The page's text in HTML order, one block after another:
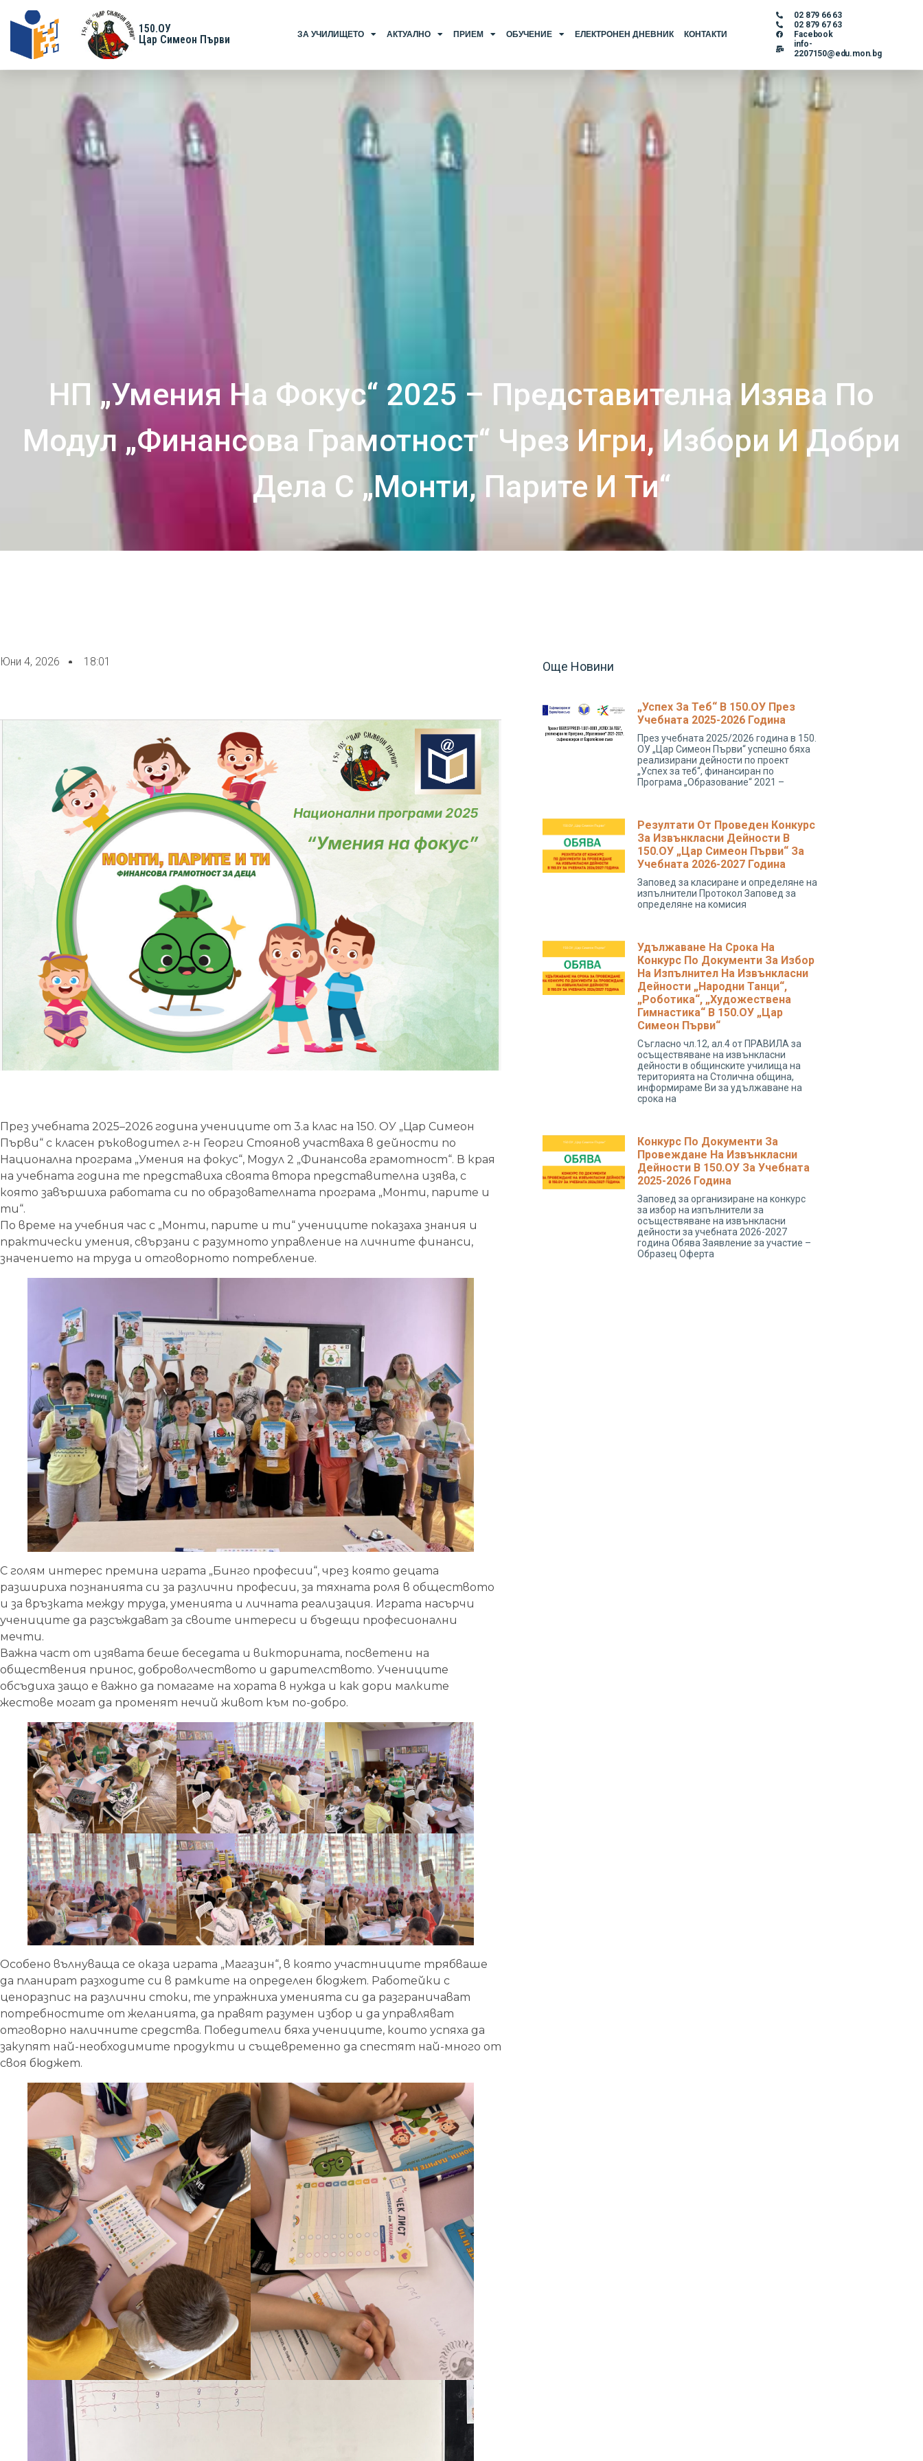
150.ОУ
Цар Симеон Първи
ЗА УЧИЛИЩЕТО АКТУАЛНО ПРИЕМ ОБУЧЕНИЕ ЕЛЕКТРОНЕН ДНЕВНИК КОНТАКТИ
02 879 66 63
02 879 67 63
Facebook
info-
2207150@edu.mon.bg
НП „Умения На Фокус“ 2025 – Представителна Изява По
Модул „Финансова Грамотност“ Чрез Игри, Избори И Добри
Дела С „Монти, Парите И Ти“
Юни 4, 2026 18:01
През учебната 2025–2026 година учениците от 3.а клас на 150. ОУ „Цар Симеон
Първи“ с класен ръководител г-н Георги Стоянов участваха в дейности по
Национална програма „Умения на фокус“, Модул 2 „Финансова грамотност“. В края
на учебната година те представиха своята втора представителна изява, с
която завършиха работата си по образователната програма „Монти, парите и
ти“.
По време на учебния час с „Монти, парите и ти“ учениците показаха знания и
практически умения, свързани с разумното управление на личните финанси,
значението на труда и отговорното потребление.
С голям интерес премина играта „Бинго професии“, чрез която децата
разшириха познанията си за различни професии, за тяхната роля в обществото
и за връзката между труда, уменията и личната реализация. Играта насърчи
учениците да разсъждават за своите интереси и бъдещи професионални
мечти.
Важна част от изявата беше беседата и викторината, посветени на
обществения принос, доброволчеството и дарителството. Учениците
обсъдиха защо е важно да помагаме на хората в нужда и как дори малките
жестове могат да променят нечий живот към по-добро.
Особено вълнуваща се оказа играта „Магазин“, в която участниците трябваше
да планират разходите си в рамките на определен бюджет. Работейки с
ценоразпис на различни стоки, те упражниха уменията си да разграничават
потребностите от желанията, да правят разумен избор и да управляват
отговорно наличните средства. Победители бяха учениците, които успяха да
закупят най-необходимите продукти и същевременно да спестят най-много от
своя бюджет.
Още Новини
„Успех За Теб“ В 150.ОУ През
Учебната 2025-2026 Година
През учебната 2025/2026 година в 150.
ОУ „Цар Симеон Първи“ успешно бяха
реализирани дейности по проект
„Успех за теб“, финансиран по
Програма „Образование“ 2021 –
Резултати От Проведен Конкурс
За Извънкласни Дейности В
150.ОУ „Цар Симеон Първи“ За
Учебната 2026-2027 Година
Заповед за класиране и определяне на
изпълнители Протокол Заповед за
определяне на комисия
Удължаване На Срока На
Конкурс По Документи За Избор
На Изпълнител На Извънкласни
Дейности „народни Танци“,
„роботика“, „художествена
Гимнастика“ В 150.ОУ „Цар
Симеон Първи“
Съгласно чл.12, ал.4 от ПРАВИЛА за
осъществяване на извънкласни
дейности в общинските училища на
територията на Столична община,
информираме Ви за удължаване на
срока на
Конкурс По Документи За
Провеждане На Извънкласни
Дейности В 150.ОУ За Учебната
2025-2026 Година
Заповед за организиране на конкурс
за избор на изпълнители за
осъществяване на извънкласни
дейности за учебната 2026-2027
година Обява Заявление за участие –
Образец Оферта